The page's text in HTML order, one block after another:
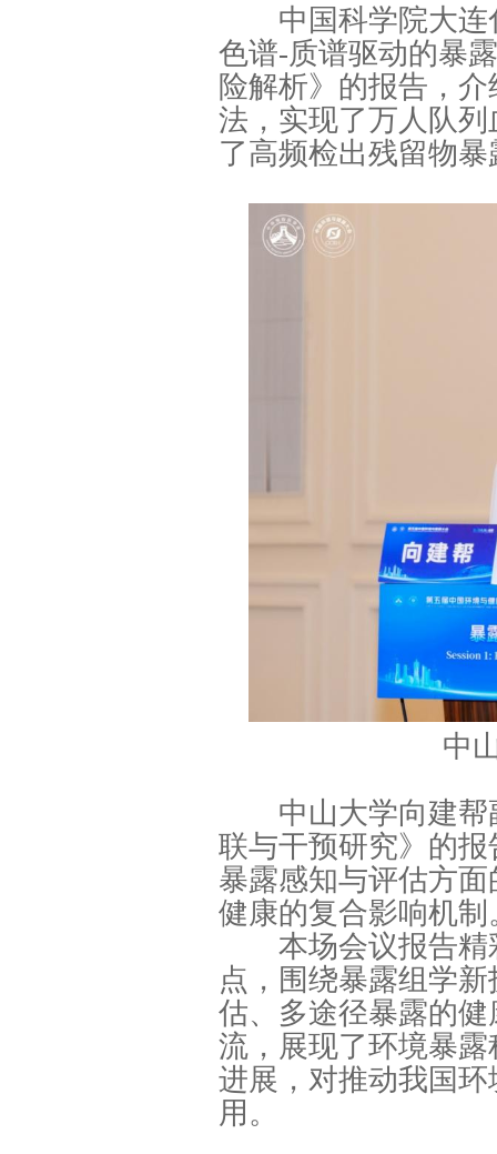
中国科学院大连
色谱-质谱驱动的暴
险解析》的报告，
法，实现了万人队
了高频检出残留物
中
中山大学向建帮
联与干预研究》的
暴露感知与评估方
健康的复合影响机制
本场会议报告精
点，围绕暴露组学
估、多途径暴露的
流，展现了环境暴
进展，对推动我国
用。